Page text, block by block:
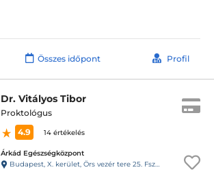
Összes időpont Profil
Dr. Vitályos Tibor
Proktológus
4.9
14 értékelés
Árkád Egészségközpont
Budapest, X. kerület, Örs vezér tere 25. Fsz.048